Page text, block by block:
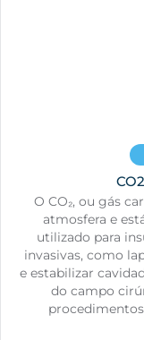
O CO₂, ou gás
atmosfera e
utilizado para
invasivas, como
e estabilizar
do campo